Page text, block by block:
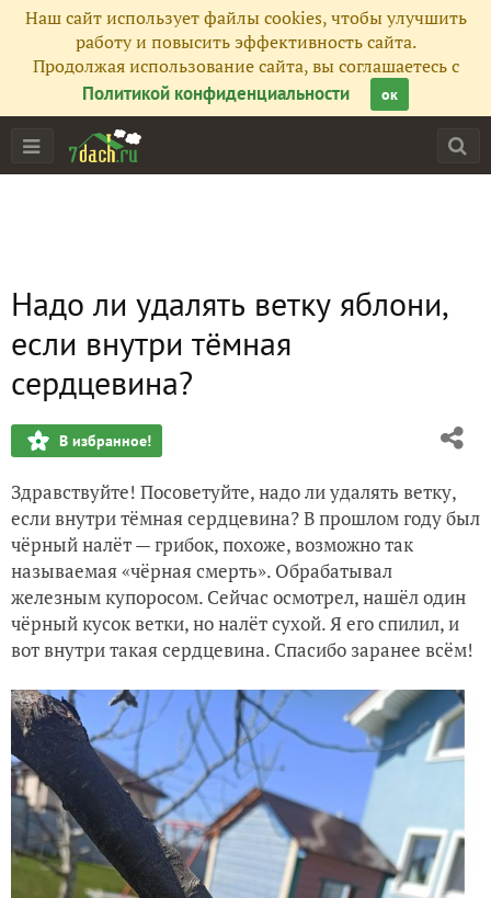
Наш сайт использует файлы cookies, чтобы улучшить
работу и повысить эффективность сайта.
Продолжая использование сайта, вы соглашаетесь с
Политикой конфиденциальности
ок
Надо ли удалять ветку яблони,
если внутри тёмная
сердцевина?
В избранное!
Здравствуйте! Посоветуйте, надо ли удалять ветку,
если внутри тёмная сердцевина? В прошлом году был
чёрный налёт — грибок, похоже, возможно так
называемая «чёрная смерть». Обрабатывал
железным купоросом. Сейчас осмотрел, нашёл один
чёрный кусок ветки, но налёт сухой. Я его спилил, и
вот внутри такая сердцевина. Спасибо заранее всём!